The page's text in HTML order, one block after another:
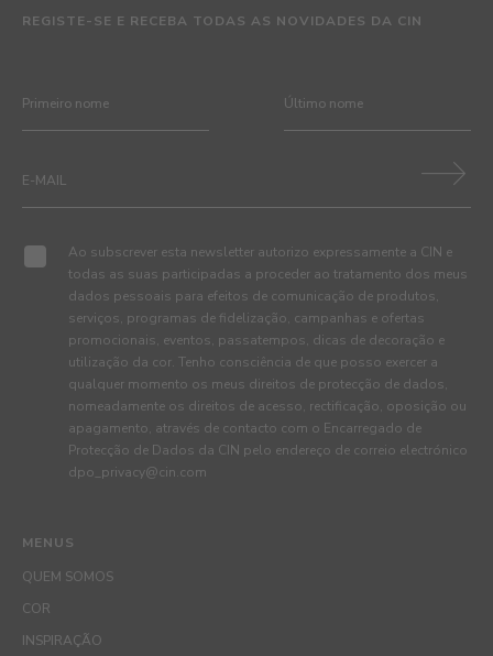
MENUS
QUEM SOMOS
COR
INSPIRAÇÃO
REGISTE-SE E RECEBA TODAS AS NOVIDADES DA CIN
Ao subscrever esta newsletter autorizo expressamente a CIN e
todas as suas participadas a proceder ao tratamento dos meus
dados pessoais para efeitos de comunicação de produtos,
serviços, programas de fidelização, campanhas e ofertas
promocionais, eventos, passatempos, dicas de decoração e
utilização da cor. Tenho consciência de que posso exercer a
qualquer momento os meus direitos de protecção de dados,
nomeadamente os direitos de acesso, rectificação, oposição ou
apagamento, através de contacto com o Encarregado de
Protecção de Dados da CIN pelo endereço de correio electrónico
dpo_privacy@cin.com